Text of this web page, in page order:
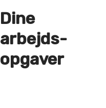
Dine
arbejds­
opgaver